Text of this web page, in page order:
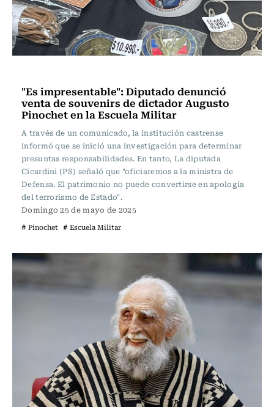
"Es impresentable": Diputado denunció
venta de souvenirs de dictador Augusto
Pinochet en la Escuela Militar
A través de un comunicado, la institución castrense
informó que se inició una investigación para determinar
presuntas responsabilidades. En tanto, La diputada
Cicardini (PS) señaló que "oficiaremos a la ministra de
Defensa. El patrimonio no puede convertirse en apología
del terrorismo de Estado".
Domingo 25 de mayo de 2025
# Pinochet # Escuela Militar